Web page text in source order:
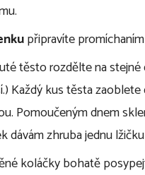
připravíte
těsto rozdělte na
Každý kus těsta
Pomoučeným dnem
dávám zhruba jednu
koláčky bohatě